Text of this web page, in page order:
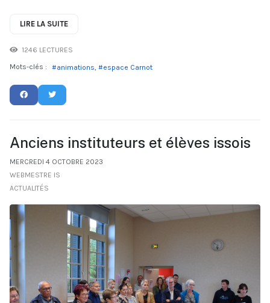
LIRE LA SUITE
1246 LECTURES
Mots-clés :
animations espace Carnot
Anciens instituteurs et élèves issois
MERCREDI 4 OCTOBRE 2023
WEBMESTRE IS
ACTUALITÉS